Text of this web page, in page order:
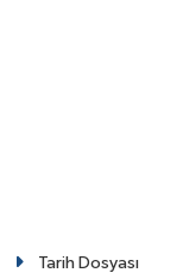
Tarih Dosyası